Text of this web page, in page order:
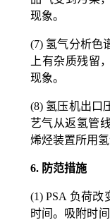
现象。
(7) 氢气分析色
上有杂质残留
现象。
(8) 氢压机出口
艺气从返氢管
烯烃装置所用
6. 防范措施
(1) PSA 负荷改
时间。吸附时